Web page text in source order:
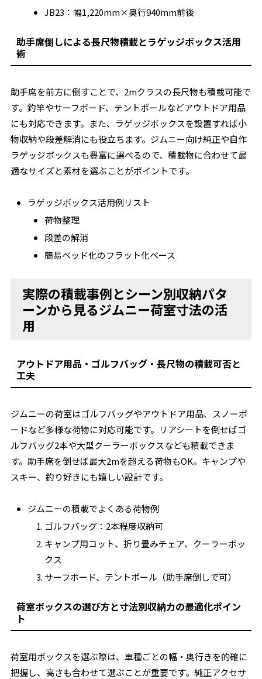
JB23：幅1,220mm×奥行940mm前後
助手席倒しによる長尺物積載とラゲッジボックス活用
術
助手席を前方に倒すことで、2mクラスの長尺物も積載可能で
す。釣竿やサーフボード、テントポールなどアウトドア用品
にも対応できます。また、ラゲッジボックスを設置すれば小
物収納や段差解消にも役立ちます。ジムニー向け純正や自作
ラゲッジボックスも豊富に選べるので、積載物に合わせて最
適なサイズと素材を選ぶことがポイントです。
ラゲッジボックス活用例リスト
荷物整理
段差の解消
簡易ベッド化のフラット化ベース
実際の積載事例とシーン別収納パタ
ーンから見るジムニー荷室寸法の活
用
アウトドア用品・ゴルフバッグ・長尺物の積載可否と
工夫
ジムニーの荷室はゴルフバッグやアウトドア用品、スノーボ
ードなど多様な荷物に対応可能です。リアシートを倒せばゴ
ルフバッグ2本や大型クーラーボックスなども積載できま
す。助手席を倒せば最大2mを超える荷物もOK。キャンプや
スキー、釣り好きにも嬉しい設計です。
ジムニーの積載でよくある荷物例
ゴルフバッグ：2本程度収納可
キャンプ用コット、折り畳みチェア、クーラーボッ
クス
サーフボード、テントポール（助手席倒しで可）
荷室ボックスの選び方と寸法別収納力の最適化ポイン
ト
荷室用ボックスを選ぶ際は、車種ごとの幅・奥行きを的確に
把握し、高さも合わせて選ぶことが重要です。純正アクセサ